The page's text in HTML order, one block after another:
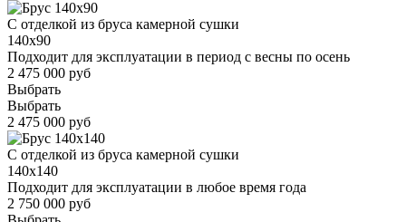
С отделкой из бруса камерной сушки
140x90
Подходит для эксплуатации в период с весны по осень
2 475 000 руб
Выбрать
Выбрать
2 475 000 руб
С отделкой из бруса камерной сушки
140x140
Подходит для эксплуатации в любое время года
2 750 000 руб